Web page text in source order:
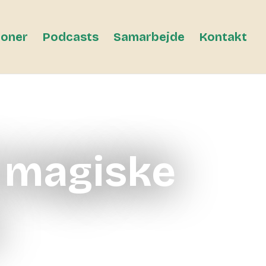
Podcasts Samarbejde Kontakt